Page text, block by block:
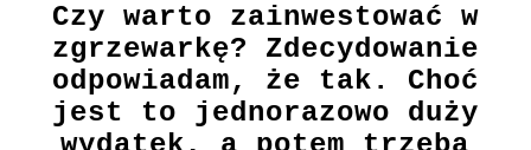
Czy warto zainwestować w
zgrzewarkę? Zdecydowanie
odpowiadam, że tak. Choć
jest to jednorazowo duży